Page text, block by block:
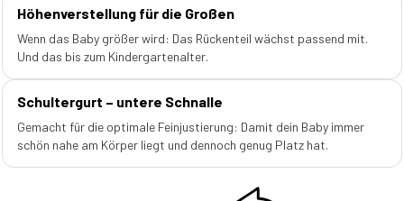
Höhenverstellung für die Großen
Wenn das Baby größer wird: Das Rückenteil wächst passend mit.
Und das bis zum Kindergartenalter.
Schultergurt – untere Schnalle
Gemacht für die optimale Feinjustierung: Damit dein Baby immer
schön nahe am Körper liegt und dennoch genug Platz hat.